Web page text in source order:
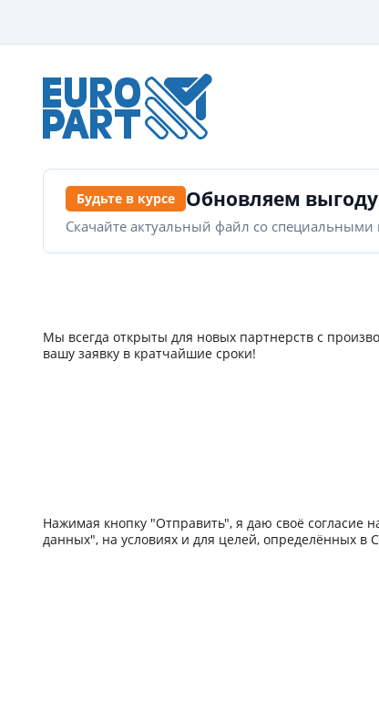
Будьте в курсе Обновляем
Скачайте актуальный файл со
Мы всегда открыты для новых партнерств с
вашу заявку в кратчайшие сроки!
Нажимая кнопку "Отправить", я даю своё согласие
данных", на условиях и для целей, определённых в